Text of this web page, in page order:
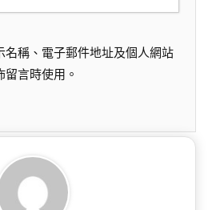
名稱、電子郵件地址及個人網站
言時使用。